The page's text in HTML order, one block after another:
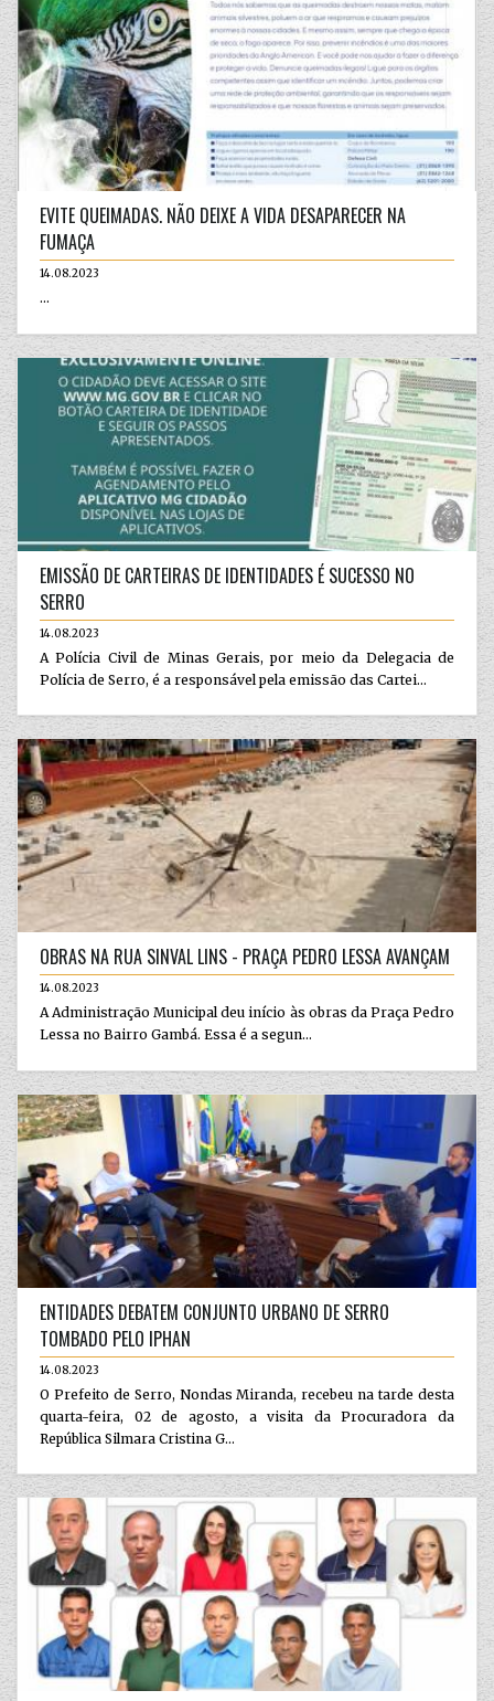
EVITE QUEIMADAS. NÃO DEIXE A VIDA DESAPARECER NA
FUMAÇA
14.08.2023
...
EMISSÃO DE CARTEIRAS DE IDENTIDADES É SUCESSO NO
SERRO
14.08.2023
A Polícia Civil de Minas Gerais, por meio da Delegacia de
Polícia de Serro, é a responsável pela emissão das Cartei...
OBRAS NA RUA SINVAL LINS - PRAÇA PEDRO LESSA AVANÇAM
14.08.2023
A Administração Municipal deu início às obras da Praça Pedro
Lessa no Bairro Gambá. Essa é a segun...
ENTIDADES DEBATEM CONJUNTO URBANO DE SERRO
TOMBADO PELO IPHAN
14.08.2023
O Prefeito de Serro, Nondas Miranda, recebeu na tarde desta
quarta-feira, 02 de agosto, a visita da Procuradora da
República Silmara Cristina G...